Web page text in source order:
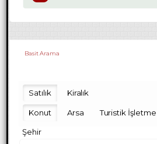
Basit Arama
Satılık Kiralık
Konut Arsa Turistik İşletme
Şehir